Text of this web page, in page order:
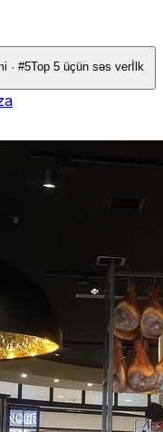
· #5Top 5 üçün səs verİlk